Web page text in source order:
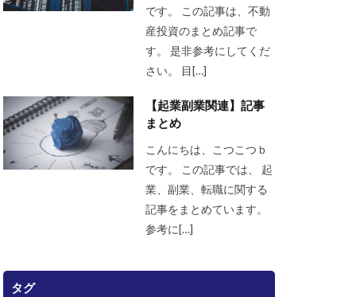
です。 この記事は、不動
産投資のまとめ記事で
す。 是非参考にしてくだ
さい。 目[…]
【起業副業関連】記事
まとめ
こんにちは、こつこつｂ
です。 この記事では、 起
業、副業、転職に関する
記事をまとめています。
参考に[…]
タグ